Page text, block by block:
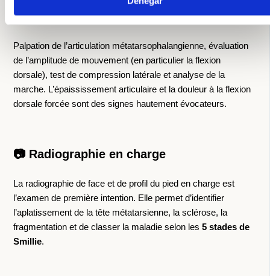
🔍 Examen clinique
Palpation de l’articulation métatarsophalangienne, évaluation
de l’amplitude de mouvement (en particulier la flexion
dorsale), test de compression latérale et analyse de la
marche. L’épaississement articulaire et la douleur à la flexion
dorsale forcée sont des signes hautement évocateurs.
📷 Radiographie en charge
La radiographie de face et de profil du pied en charge est
l’examen de première intention. Elle permet d’identifier
l’aplatissement de la tête métatarsienne, la sclérose, la
fragmentation et de classer la maladie selon les 5 stades de
Smillie.